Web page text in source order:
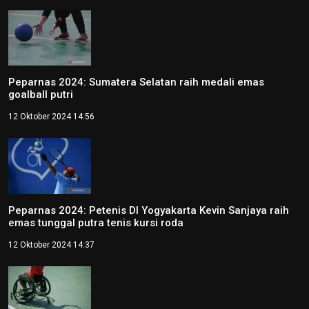
Peparnas 2024: Sumatera Selatan raih medali emas
goalball putri
12 Oktober 2024 14:56
Peparnas 2024: Petenis DI Yogyakarta Kevin Sanjaya raih
emas tunggal putra tenis kursi roda
12 Oktober 2024 14:37